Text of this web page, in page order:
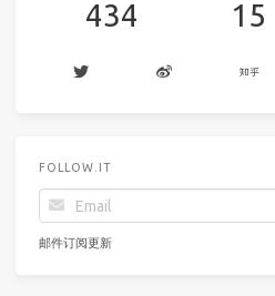
434 15
FOLLOW.IT
邮件订阅更新